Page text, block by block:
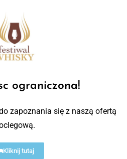
ograniczona!
zapoznania się z naszą ofertą
Kliknij tutaj